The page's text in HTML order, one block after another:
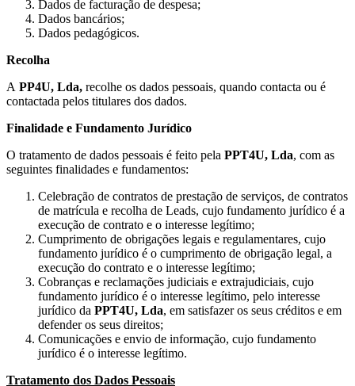
Dados de facturação de despesa;
Dados bancários;
Dados pedagógicos.
Recolha
A PP4U, Lda, recolhe os dados pessoais, quando contacta ou é
contactada pelos titulares dos dados.
Finalidade e Fundamento Jurídico
O tratamento de dados pessoais é feito pela PPT4U, Lda, com as
seguintes finalidades e fundamentos:
Celebração de contratos de prestação de serviços, de contratos
de matrícula e recolha de Leads, cujo fundamento jurídico é a
execução de contrato e o interesse legítimo;
Cumprimento de obrigações legais e regulamentares, cujo
fundamento jurídico é o cumprimento de obrigação legal, a
execução do contrato e o interesse legítimo;
Cobranças e reclamações judiciais e extrajudiciais, cujo
fundamento jurídico é o interesse legítimo, pelo interesse
jurídico da PPT4U, Lda, em satisfazer os seus créditos e em
defender os seus direitos;
Comunicações e envio de informação, cujo fundamento
jurídico é o interesse legítimo.
Tratamento dos Dados Pessoais